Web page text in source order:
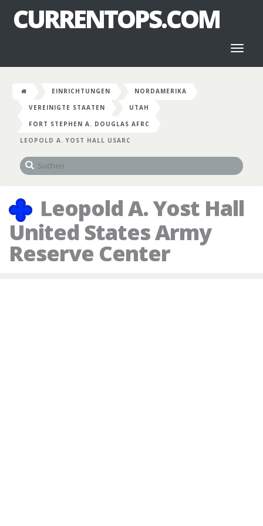
CURRENTOPS.COM
EINRICHTUNGEN
NORDAMERIKA
VEREINIGTE STAATEN
UTAH
FORT STEPHEN A. DOUGLAS AFRC
LEOPOLD A. YOST HALL USARC
Leopold A. Yost Hall
United States Army
Reserve Center